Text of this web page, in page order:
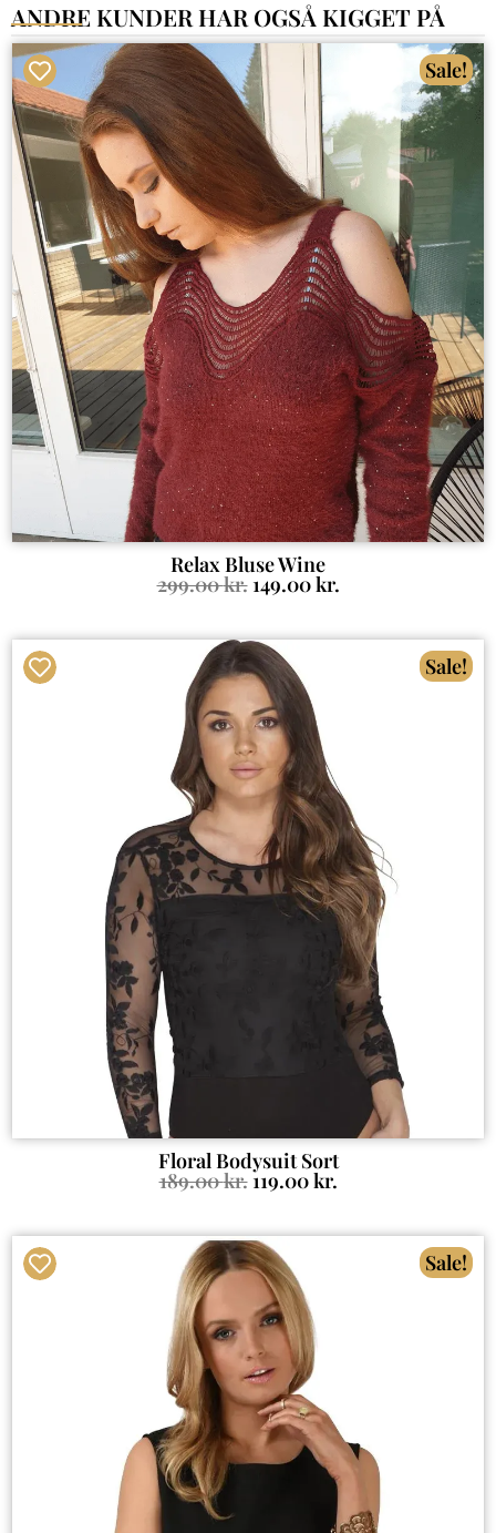
ANDRE KUNDER HAR OGSÅ KIGGET PÅ
Sale!
Relax Bluse Wine
299.00kr.149.00kr.
Sale!
Floral Bodysuit Sort
189.00kr.119.00kr.
Sale!